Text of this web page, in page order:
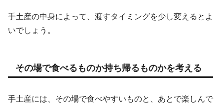
手土産の中身によって、渡すタイミングを少し変えるとよ
いでしょう。
その場で食べるものか持ち帰るものかを考える
手土産には、その場で食べやすいものと、あとで楽しんで